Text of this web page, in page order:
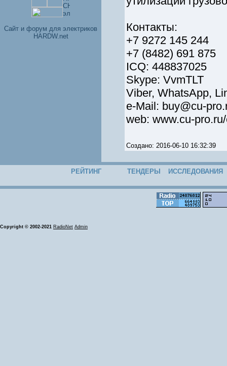
Cайт и форум для электриков
HARDW.net
Контакты:
+7 9272 145 244
+7 (8482) 691 875
ICQ: 448837025
Skype: VvmTLT
Viber, WhatsApp,
e-Mail: buy@cu-
web: www.cu-
Создано: 2016-06-10 16:32:39
РЕЙТИНГ ТЕНДЕРЫ ИССЛЕДОВАНИЯ
Copyright © 2002-2021 RadioNet Admin